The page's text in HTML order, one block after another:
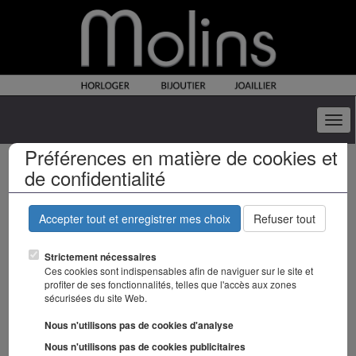
Préférences en matière de cookies et
de confidentialité
Accepter tout et enregistrer mes choix Refuser tout
Strictement nécessaires
Ces cookies sont indispensables afin de naviguer sur le site et
profiter de ses fonctionnalités, telles que l'accès aux zones
sécurisées du site Web.
Nous n'utilisons pas de cookies d'analyse
Nous n'utilisons pas de cookies publicitaires
Communion
Les
Quel bijou offrir pour une
très important car il s’agit de celui où l’enfant reçoit un sacrement qui
bonne augure d’offrir un présent lors de cette occasion.